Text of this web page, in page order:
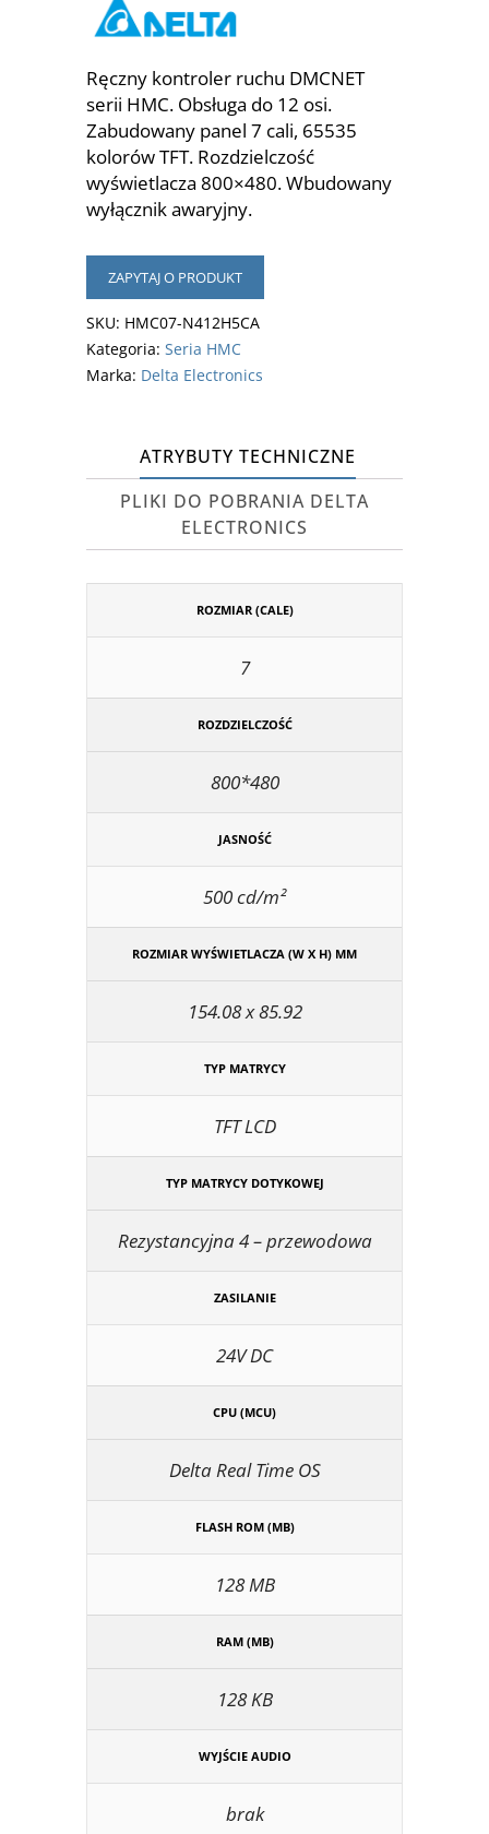
Ręczny kontroler ruchu DMCNET
serii HMC. Obsługa do 12 osi.
Zabudowany panel 7 cali, 65535
kolorów TFT. Rozdzielczość
wyświetlacza 800×480. Wbudowany
wyłącznik awaryjny.
ZAPYTAJ O PRODUKT
SKU: HMC07-N412H5CA
Kategoria: Seria HMC
Marka: Delta Electronics
ATRYBUTY TECHNICZNE
PLIKI DO POBRANIA DELTA
ELECTRONICS
ROZMIAR (CALE)
7
ROZDZIELCZOŚĆ
800*480
JASNOŚĆ
500 cd/m²
ROZMIAR WYŚWIETLACZA (W X H) MM
154.08 x 85.92
TYP MATRYCY
TFT LCD
TYP MATRYCY DOTYKOWEJ
Rezystancyjna 4 – przewodowa
ZASILANIE
24V DC
CPU (MCU)
Delta Real Time OS
FLASH ROM (MB)
128 MB
RAM (MB)
128 KB
WYJŚCIE AUDIO
brak